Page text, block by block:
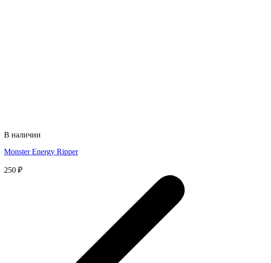
В наличии
Monster Energy Ripper
250 ₽